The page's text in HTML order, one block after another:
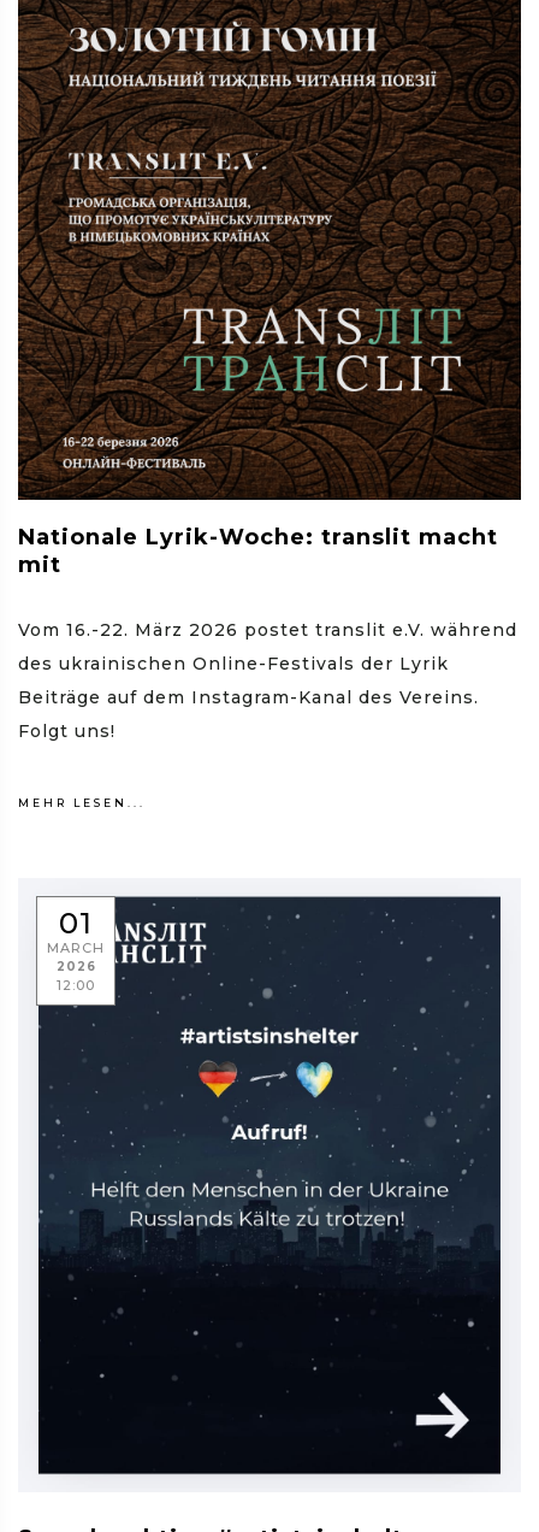
Nationale Lyrik-Woche: translit macht
mit
Vom 16.-22. März 2026 postet translit e.V. während
des ukrainischen Online-Festivals der Lyrik
Beiträge auf dem Instagram-Kanal des Vereins.
Folgt uns!
MEHR LESEN...
01
MARCH
2026
12:00